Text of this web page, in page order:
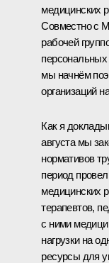
медицинских
Совместно с
рабочей
персональных
мы начнём
организаций
Как я
августа мы
нормативов
период
медицинских
терапевтов,
с ними
нагрузки на
ресурсы для